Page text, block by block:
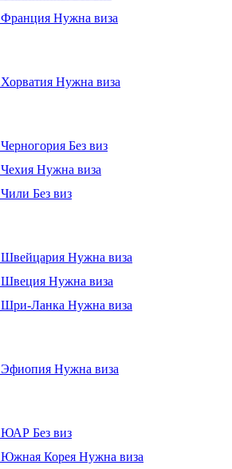
Франция Нужна виза
Хорватия Нужна виза
Черногория Без виз
Чехия Нужна виза
Чили Без виз
Швейцария Нужна виза
Швеция Нужна виза
Шри-Ланка Нужна виза
Эфиопия Нужна виза
ЮАР Без виз
Южная Корея Нужна виза